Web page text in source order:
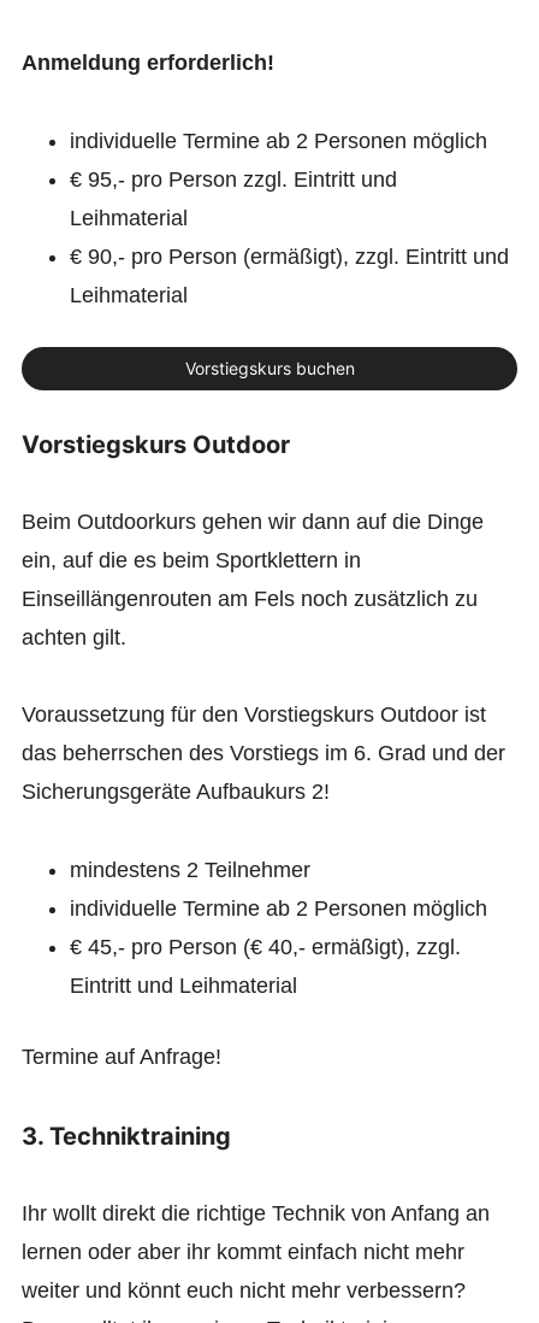
Anmeldung erforderlich!
individuelle Termine ab 2 Personen möglich
€ 95,- pro Person zzgl. Eintritt und
Leihmaterial
€ 90,- pro Person (ermäßigt), zzgl. Eintritt und
Leihmaterial
Vorstiegskurs buchen
Vorstiegskurs Outdoor
Beim Outdoorkurs gehen wir dann auf die Dinge
ein, auf die es beim Sportklettern in
Einseillängenrouten am Fels noch zusätzlich zu
achten gilt.
Voraussetzung für den Vorstiegskurs Outdoor ist
das beherrschen des Vorstiegs im 6. Grad und der
Sicherungsgeräte Aufbaukurs 2!
mindestens 2 Teilnehmer
individuelle Termine ab 2 Personen möglich
€ 45,- pro Person (€ 40,- ermäßigt), zzgl.
Eintritt und Leihmaterial
Termine auf Anfrage!
3. Techniktraining
Ihr wollt direkt die richtige Technik von Anfang an
lernen oder aber ihr kommt einfach nicht mehr
weiter und könnt euch nicht mehr verbessern?